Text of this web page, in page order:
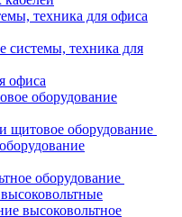
техника для офиса
системы, техника для
офиса
оборудование
щитовое оборудование
оборудование
высоковольтное